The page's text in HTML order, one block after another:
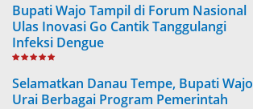
Bupati Wajo Tampil di Forum Nasional
Ulas Inovasi Go Cantik Tanggulangi
Infeksi Dengue
Selamatkan Danau Tempe, Bupati Wajo
Urai Berbagai Program Pemerintah